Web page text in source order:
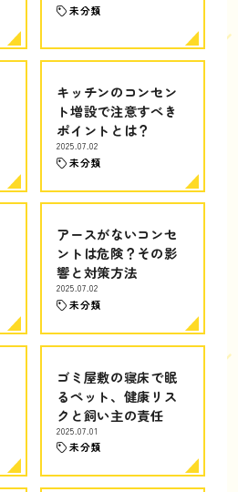
未分類
キッチンのコンセン
ト増設で注意すべき
ポイントとは？
2025.07.02
未分類
アースがないコンセ
ントは危険？その影
響と対策方法
2025.07.02
未分類
ゴミ屋敷の寝床で眠
るペット、健康リス
クと飼い主の責任
2025.07.01
未分類